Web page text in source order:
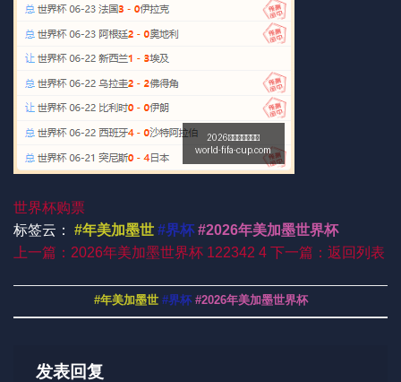
世界杯购票
标签云： #年美加墨世 #界杯#2026年美加墨世界杯
上一篇：2026年美加墨世界杯 122342 4 下一篇：返回列表
#年美加墨世 #界杯 #2026年美加墨世界杯
发表回复